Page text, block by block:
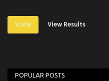
Vote View Results
POPULAR POSTS